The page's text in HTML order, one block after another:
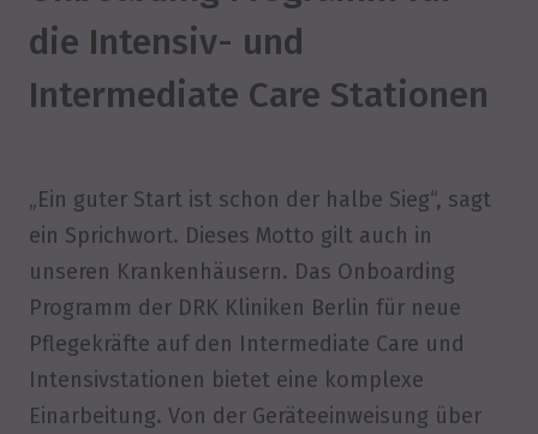
die Intensiv- und
Intermediate Care Stationen
„Ein guter Start ist schon der halbe Sieg“, sagt
ein Sprichwort. Dieses Motto gilt auch in
unseren Krankenhäusern. Das Onboarding
Programm der DRK Kliniken Berlin für neue
Pflegekräfte auf den Intermediate Care und
Intensivstationen bietet eine komplexe
Einarbeitung. Von der Geräteeinweisung über